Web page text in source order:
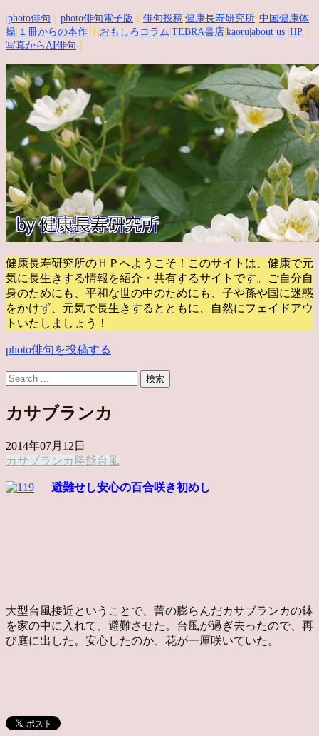
photo俳句 photo俳句電子版 俳句投稿 健康長寿研究所 中国健康体
操 １冊からの本作 り| おもしろコラム TEBRA書店 kaoru |about us HP
写真からAI俳句
健康長寿研究所のＨＰへようこそ！このサイトは、健康で元
気に長生きする情報を紹介・共有するサイトです。
ご自分自
身のためにも、平和な世の中のためにも、子や孫や国に迷惑
をかけず、元気で長生きするとともに、自然にフェイドアウ
トいたしましょう！
photo俳句を投稿する
カサブランカ
2014年07月12日
カサブランカ 勝爺台風
避難せし安心の百合咲き初めし
大型台風接近ということで、蕾の膨らんだカサブランカの鉢
を家の中に入れて、避難させた。台風が過ぎ去ったので、再
び庭に出した。安心したのか、花が一厘咲いていた。